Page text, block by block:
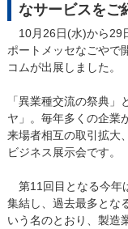
なサービスをご
10月26日(水)から29
ポートメッセなごやで
コムが出展しました。
「異業種交流の祭典
ヤ」。毎年多くの企業
来場者相互の取引拡大
ビジネス展示会です。
第11回目となる今年
集結し、過去最多とな
いう名のとおり、製造